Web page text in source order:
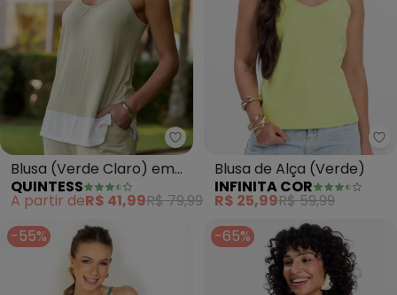
Quintess - Blusa (Verde Claro)
Blusa (Verde Claro) em
Malha de Viscose
QUINTESS
A partir deR$ 41,99R$ 79,99
Blusa de Alça (Verde)
INFINITA COR
R$ 25,99R$ 59,99
-55%
-65%